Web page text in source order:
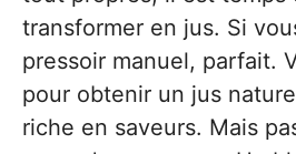
transformer en jus. Si
pressoir manuel, parfait.
pour obtenir un jus
riche en saveurs. Mais